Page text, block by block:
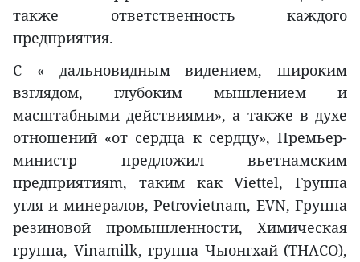
также ответственность каждого
предприятия.
С « дальновидным видением, широким
взглядом, глубоким мышлением и
масштабными действиями», а также в духе
отношений «от сердца к сердцу», Премьер-
министр предложил вьетнамским
предприятияm, таким как Viettel, Группа
угля и минералов, Petrovietnam, EVN, Группа
резиновой промышленности, Химическая
группа, Vinamilk, группа Чыонгхай (THACO),